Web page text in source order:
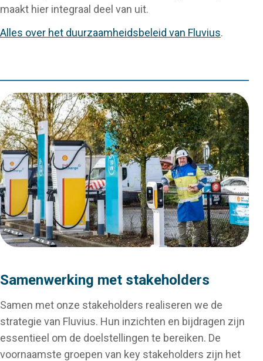
maakt hier integraal deel van uit.
Alles over het duurzaamheidsbeleid van Fluvius.
Samenwerking met stakeholders
Samen met onze stakeholders realiseren we de
strategie van Fluvius. Hun inzichten en bijdragen zijn
essentieel om de doelstellingen te bereiken. De
voornaamste groepen van key stakeholders zijn het